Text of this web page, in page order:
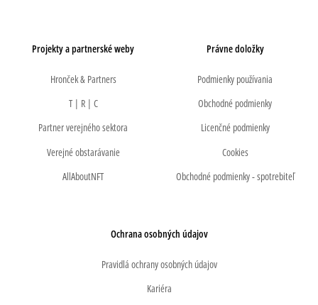
Projekty a partnerské weby
Hronček & Partners
T | R | C
Partner verejného sektora
Verejné obstarávanie
AllAboutNFT
Právne doložky
Podmienky používania
Obchodné podmienky
Licenčné podmienky
Cookies
Obchodné podmienky - spotrebiteľ
Ochrana osobných údajov
Pravidlá ochrany osobných údajov
Kariéra